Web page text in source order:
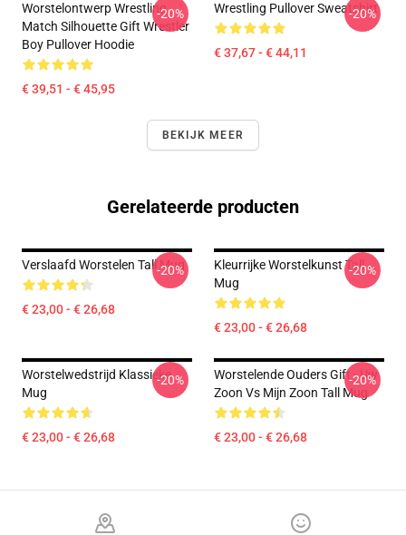
Worstelontwerp Wrestling
Match Silhouette Gift Wrestler
Boy Pullover Hoodie
€ 39,51 - € 45,95
-20% Wrestling Pullover Sweatshirt
€ 37,67 - € 44,11
-20%
BEKIJK MEER
Gerelateerde producten
Verslaafd Worstelen Tall Mug
€ 23,00 - € 26,68
-20%
Kleurrijke Worstelkunst Tall
Mug
€ 23,00 - € 26,68
-20%
Worstelwedstrijd Klassieke
Mug
€ 23,00 - € 26,68
-20%
Worstelende Ouders Gift - Uw
Zoon Vs Mijn Zoon Tall Mug
€ 23,00 - € 26,68
-20%